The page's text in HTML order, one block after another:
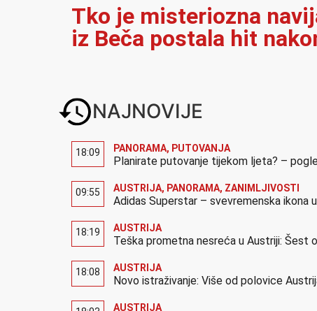
Tko je misteriozna
iz Beča postala hit
NAJNOVIJE
18:09 PANORAMA, PUTOVANJA
Planirate putovanje tijekom ljeta? –
09:55 AUSTRIJA, PANORAMA, ZANIMLJIVOSTI
Adidas Superstar – svevremenska ikona
18:19 AUSTRIJA
Teška prometna nesreća u Austriji: Šest
18:08 AUSTRIJA
Novo istraživanje: Više od polovice
AUSTRIJA